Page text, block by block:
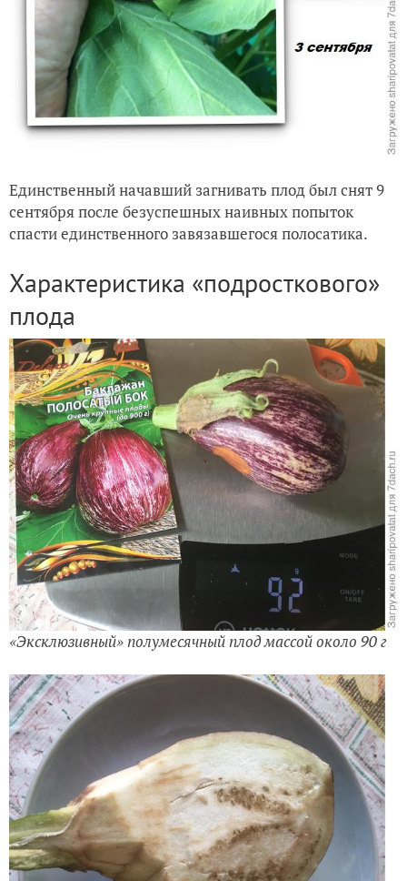
Единственный начавший загнивать плод был снят 9
сентября после безуспешных наивных попыток
спасти единственного завязавшегося полосатика.
Характеристика «подросткового»
плода
«Эксклюзивный» полумесячный плод массой около 90 г